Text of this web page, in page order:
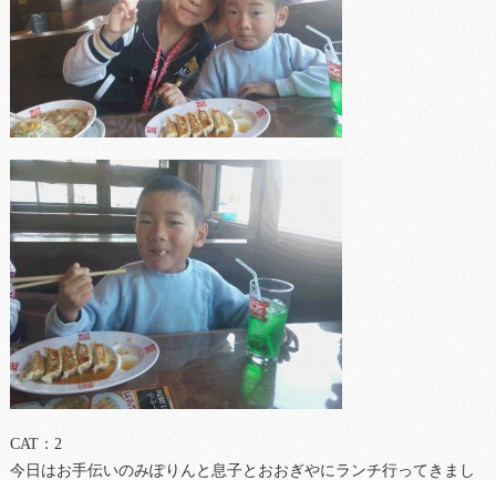
CAT：2
今日はお手伝いのみぽりんと息子とおおぎやにランチ行ってきまし